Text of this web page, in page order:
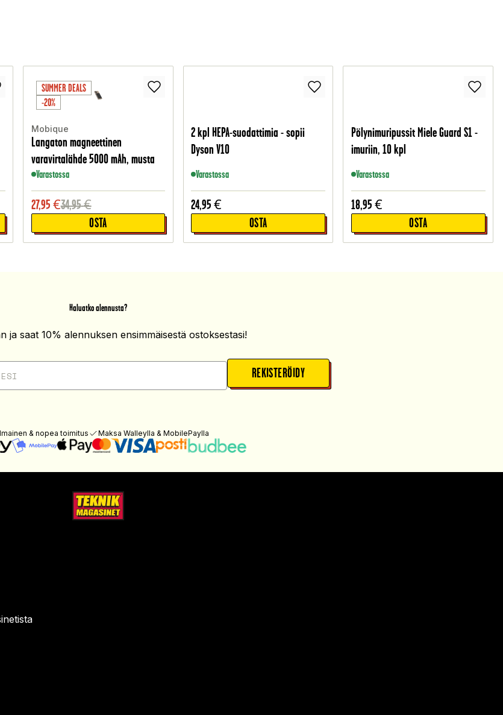
SUMMER DEALS
-20%
Mobique
Langaton magneettinen
varavirtalähde 5000 mAh, musta
Varastossa
27,95 €34,95€
OSTA
2 kpl HEPA-suodattimia - sopii
Dyson V10
Varastossa
24,95 €
OSTA
Pölynimuripussit Miele Guard S1 -
imuriin, 10 kpl
Varastossa
18,95 €
OSTA
Haluatko alennusta?
ja saat 10% alennuksen ensimmäisestä ostoksestasi!
REKISTERÖIDY
& nopea toimitus Maksa Walleylla & MobilePaylla